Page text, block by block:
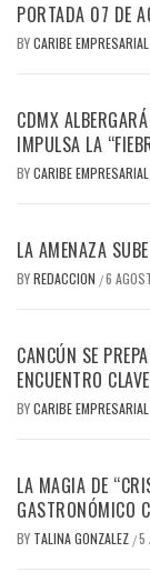
PORTADA 07 DE
BYCARIBE EMPRESARIAL
CDMX
IMPULSA LA
BYCARIBE EMPRESARIAL
LA AMENAZA
BYREDACCION /6
CANCÚN SE
ENCUENTRO
BYCARIBE EMPRESARIAL
LA MAGIA DE
GASTRONÓMICO
BY TALINA GONZALEZ /5